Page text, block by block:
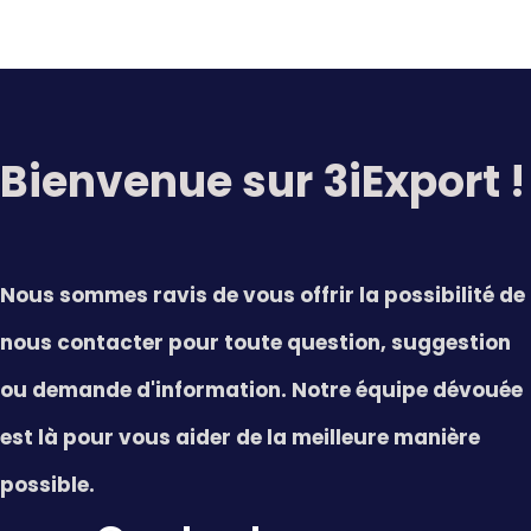
Bienvenue sur 3iExport !
Nous sommes ravis de vous offrir la possibilité de
nous contacter pour toute question, suggestion
ou demande d'information. Notre équipe dévouée
est là pour vous aider de la meilleure manière
possible.